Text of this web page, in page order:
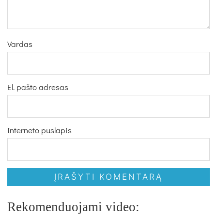
Vardas
El. pašto adresas
Interneto puslapis
Rekomenduojami video: